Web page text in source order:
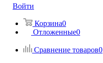
Войти
Корзина0
Отложенные0
Сравнение товаров0